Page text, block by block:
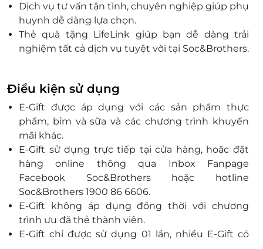
Dịch vụ tư vấn tận tình, chuyên nghiệp giúp phụ
huynh dễ dàng lựa chọn.
Thẻ quà tặng LifeLink giúp bạn dễ dàng trải
nghiệm tất cả dịch vụ tuyệt vời tại Soc&Brothers.
Điều kiện sử dụng
E-Gift được áp dụng với các sản phẩm thực
phẩm, bỉm và sữa và các chương trình khuyến
mãi khác.
E-Gift sử dụng trực tiếp tại cửa hàng, hoặc đặt
hàng online thông qua Inbox Fanpage
Facebook Soc&Brothers hoặc hotline
Soc&Brothers 1900 86 6606.
E-Gift không áp dụng đồng thời với chương
trình ưu đã thẻ thành viên.
E-Gift chỉ được sử dụng 01 lần, nhiều E-Gift có